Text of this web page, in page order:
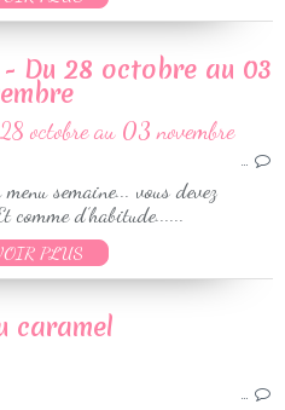
Du 28 octobre au 03
…
semaine... vous devez
comme d’habitude......
PLUS
caramel
…